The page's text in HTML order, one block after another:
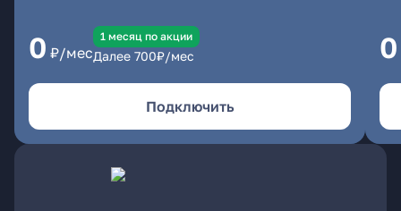
0 ₽/мес
1 месяц по акции
Далее 700₽/мес
Подключить
0